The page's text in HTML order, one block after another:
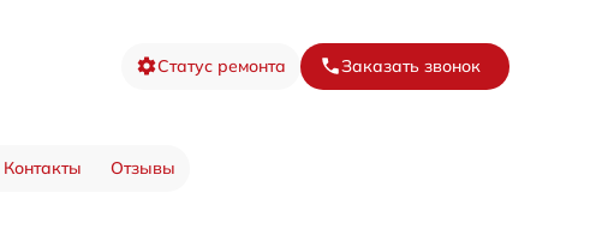
Статус ремонта Заказать звонок
Контакты Отзывы